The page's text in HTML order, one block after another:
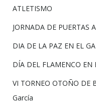
ATLETISMO
JORNADA DE PUERTAS
DIA DE LA PAZ EN EL
DÍA DEL FLAMENCO EN
VI TORNEO OTOÑO DE
García